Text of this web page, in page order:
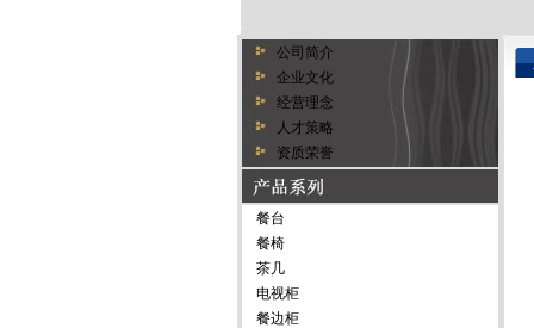
公司简介
企业文化
经营理念
人才策略
资质荣誉
餐台
餐椅
茶几
电视柜
餐边柜